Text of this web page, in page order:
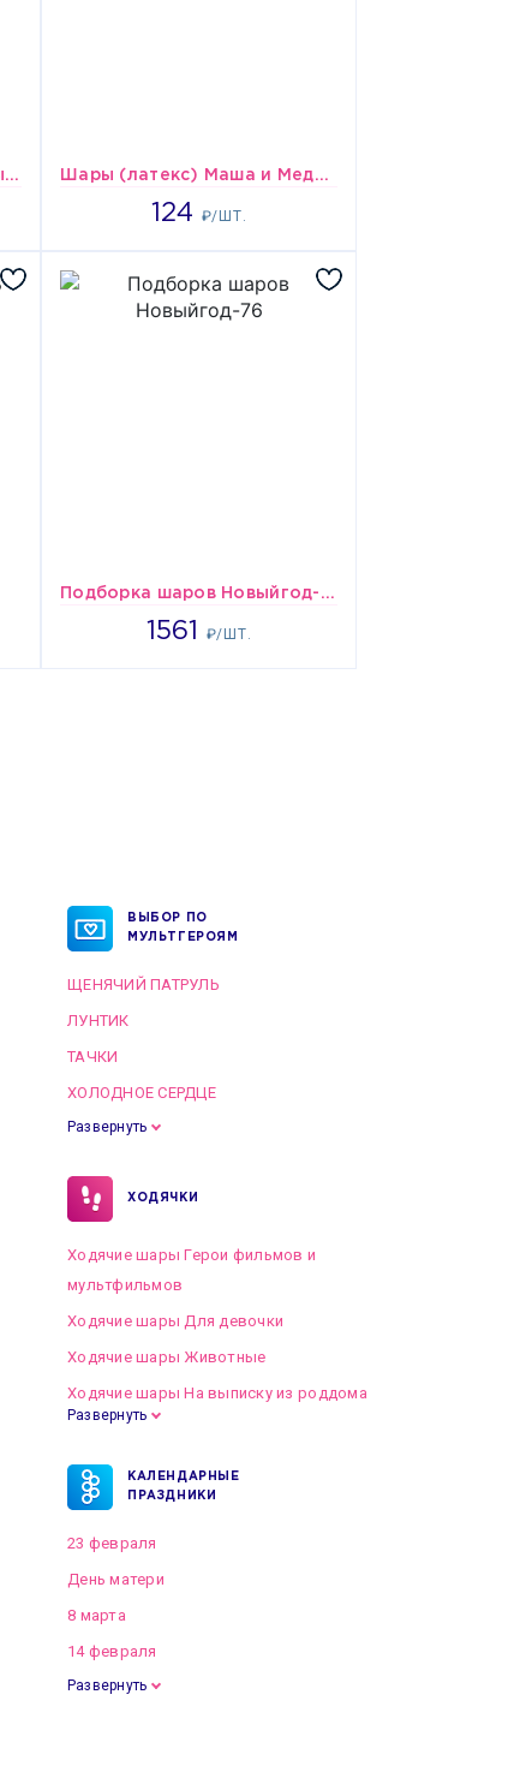
шары Оформление витрины Мишки-кролики Шары (латекс) Маша и Медведь
124 ₽/ШТ.
1856
Подборка шаров Новыйгод-76
1561 ₽/ШТ.
1561
ВЫБОР ПО
МУЛЬТГЕРОЯМ
ЩЕНЯЧИЙ ПАТРУЛЬ
ЛУНТИК
ТАЧКИ
ХОЛОДНОЕ СЕРДЦЕ
Развернуть
ХОДЯЧКИ
Ходячие шары Герои фильмов и
мультфильмов
Ходячие шары Для девочки
Ходячие шары Животные
Ходячие шары На выписку из роддома
Развернуть
КАЛЕНДАРНЫЕ
ПРАЗДНИКИ
23 февраля
День матери
8 марта
14 февраля
Развернуть